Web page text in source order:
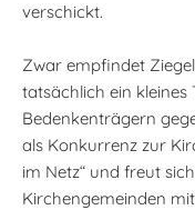
verschickt.
Zwar empfindet
tatsächlich ein
Bedenkenträgern
als Konkurrenz zur
im Netz“ und freut
Kirchengemeinden